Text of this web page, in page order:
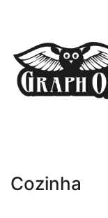
Cozinha